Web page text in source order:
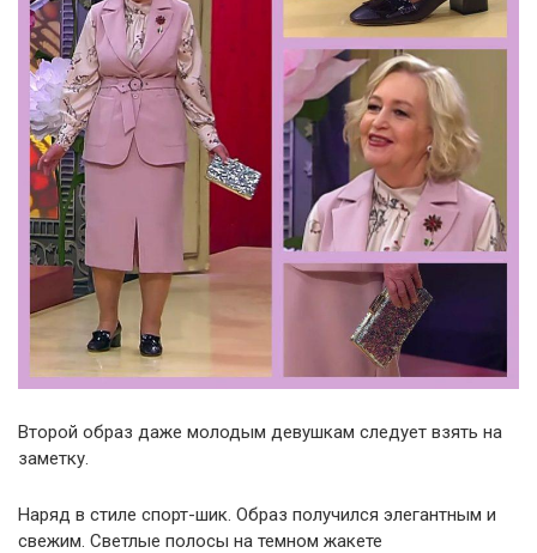
Второй образ даже молодым девушкам следует взять на
заметку.
Наряд в стиле спорт-шик. Образ получился элегантным и
свежим. Светлые полосы на темном жакете